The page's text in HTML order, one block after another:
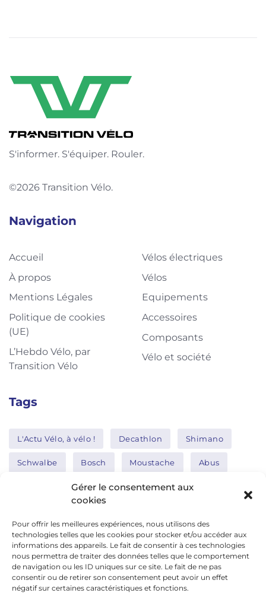
Gérer le consentement aux
cookies
Pour offrir les meilleures expériences, nous utilisons des
technologies telles que les cookies pour stocker et/ou accéder aux
informations des appareils. Le fait de consentir à ces technologies
nous permettra de traiter des données telles que le comportement
de navigation ou les ID uniques sur ce site. Le fait de ne pas
consentir ou de retirer son consentement peut avoir un effet
négatif sur certaines caractéristiques et fonctions.
S'informer. S'équiper. Rouler.
©2026 Transition Vélo.
Navigation
Accueil
À propos
Mentions Légales
Politique de cookies
(UE)
L’Hebdo Vélo, par
Transition Vélo
Vélos électriques
Vélos
Equipements
Accessoires
Composants
Vélo et société
Tags
L'Actu Vélo, à vélo ! Decathlon Shimano
Schwalbe Bosch Moustache Abus
Thule Nakamura
Réseaux sociaux
google news
facebook